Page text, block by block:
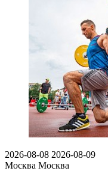
2026-08-08 2026-08-09
Москва Москва